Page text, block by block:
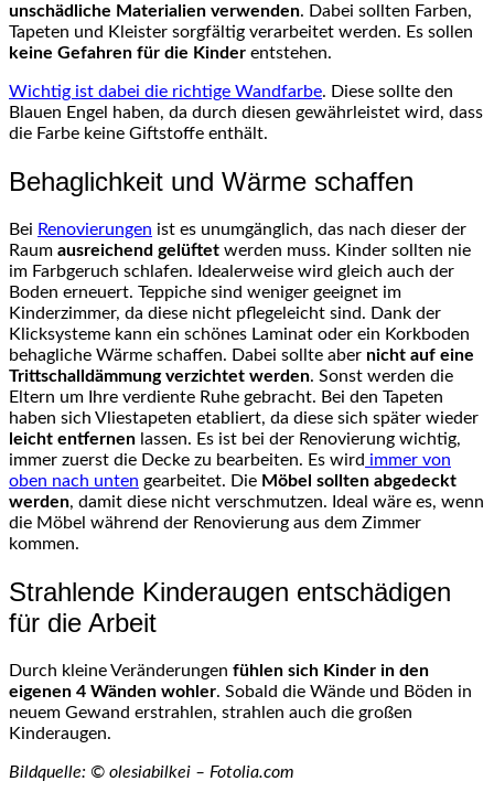
unschädliche Materialien verwenden. Dabei sollten Farben,
Tapeten und Kleister sorgfältig verarbeitet werden. Es sollen
keine Gefahren für die Kinder entstehen.
Wichtig ist dabei die richtige Wandfarbe. Diese sollte den
Blauen Engel haben, da durch diesen gewährleistet wird, dass
die Farbe keine Giftstoffe enthält.
Behaglichkeit und Wärme schaffen
Bei Renovierungen ist es unumgänglich, das nach dieser der
Raum ausreichend gelüftet werden muss. Kinder sollten nie
im Farbgeruch schlafen. Idealerweise wird gleich auch der
Boden erneuert. Teppiche sind weniger geeignet im
Kinderzimmer, da diese nicht pflegeleicht sind. Dank der
Klicksysteme kann ein schönes Laminat oder ein Korkboden
behagliche Wärme schaffen. Dabei sollte aber nicht auf eine
Trittschalldämmung verzichtet werden. Sonst werden die
Eltern um Ihre verdiente Ruhe gebracht. Bei den Tapeten
haben sich Vliestapeten etabliert, da diese sich später wieder
leicht entfernen lassen. Es ist bei der Renovierung wichtig,
immer zuerst die Decke zu bearbeiten. Es wird immer von
oben nach unten gearbeitet. Die Möbel sollten abgedeckt
werden, damit diese nicht verschmutzen. Ideal wäre es, wenn
die Möbel während der Renovierung aus dem Zimmer
kommen.
Strahlende Kinderaugen entschädigen
für die Arbeit
Durch kleine Veränderungen fühlen sich Kinder in den
eigenen 4 Wänden wohler. Sobald die Wände und Böden in
neuem Gewand erstrahlen, strahlen auch die großen
Kinderaugen.
Bildquelle: © olesiabilkei – Fotolia.com